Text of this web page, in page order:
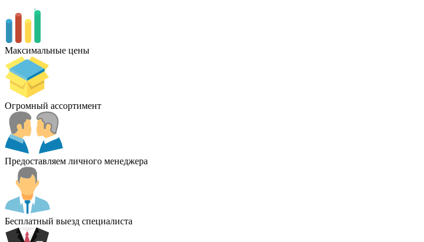
Максимальные цены
Огромный ассортимент
Предоставляем личного менеджера
Бесплатный выезд специалиста